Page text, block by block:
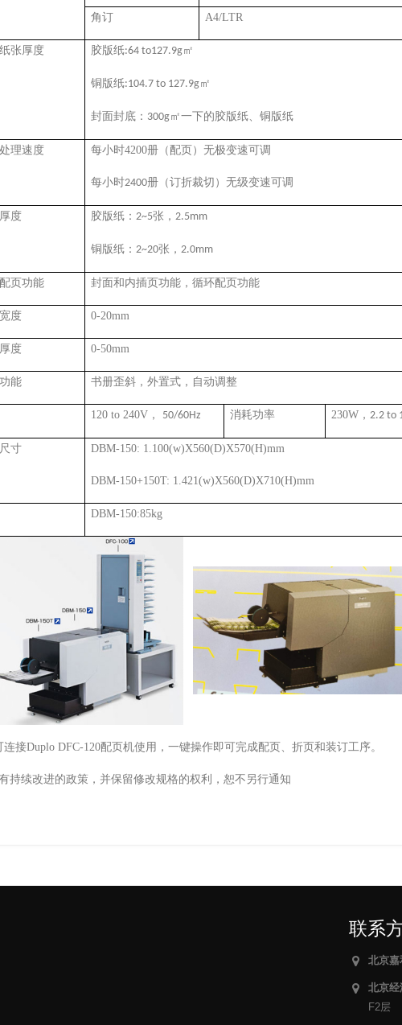
角订 A4/LTR
张厚度 胶版纸:64 to127.9g㎡
铜版纸:104.7 to 127.9g㎡
封面封底： 300g㎡一下的胶版纸、铜版纸
理速度 每小时4200册（ 配页 ） 无极变速可调
每小时2400册（订折裁切）无级变速可调
度 胶版纸： 2~5张， 2.5mm
铜版纸： 2~20张， 2.0mm
页功能 封面和内插页功能，循环配页功能
度 0-20mm
度 0-50mm
能 书册歪斜，外置式，自动调整
120 to 240V， 50/60Hz 消耗功率 230W， 2.2 to
寸 DBM-150: 1.100(w)X560(D)X570(H)mm
DBM-150+150T: 1.421(w)X560(D)X710(H)mm
DBM-150:85kg
连接Duplo DFC-120配页机使用，一键操作即可完成配页、折页和装订工序。
持续改进的政策，并保留修改规格的权利，恕不另行通知
联系
北京嘉
北京经
F2层